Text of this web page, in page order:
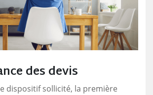
des devis
dispositif sollicité, la première